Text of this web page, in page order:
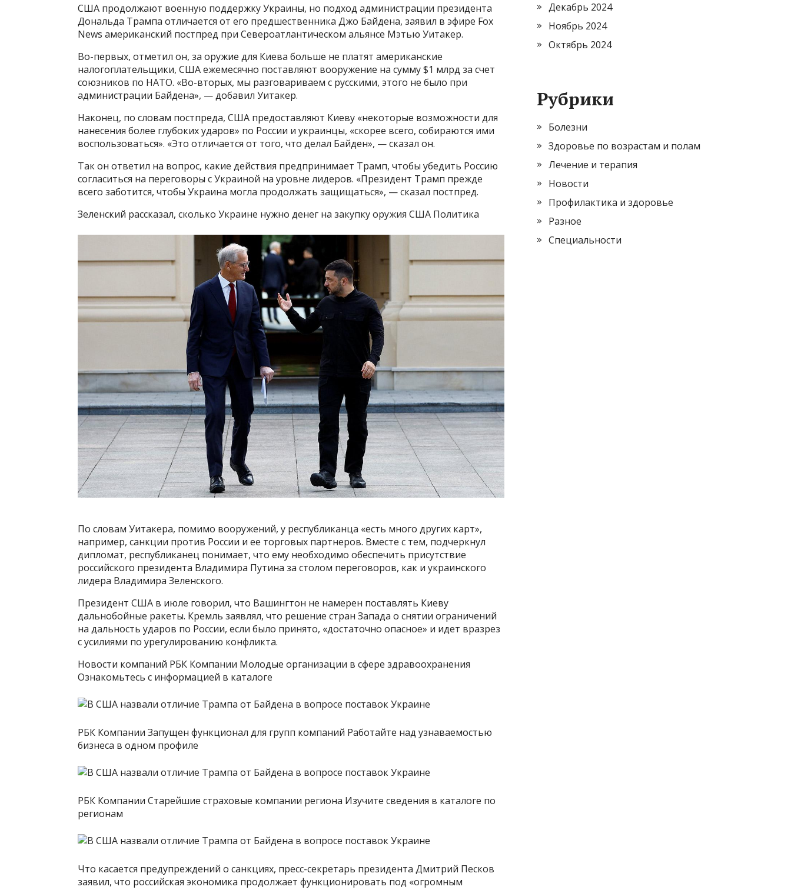
США продолжают военную поддержку Украины, но подход администрации президента
Дональда Трампа отличается от его предшественника Джо Байдена, заявил в эфире Fox
News американский постпред при Североатлантическом альянсе Мэтью Уитакер.
Во-первых, отметил он, за оружие для Киева больше не платят американские
налогоплательщики, США ежемесячно поставляют вооружение на сумму $1 млрд за счет
союзников по НАТО. «Во-вторых, мы разговариваем с русскими, этого не было при
администрации Байдена», — добавил Уитакер.
Наконец, по словам постпреда, США предоставляют Киеву «некоторые возможности для
нанесения более глубоких ударов» по России и украинцы, «скорее всего, собираются ими
воспользоваться». «Это отличается от того, что делал Байден», — сказал он.
Так он ответил на вопрос, какие действия предпринимает Трамп, чтобы убедить Россию
согласиться на переговоры с Украиной на уровне лидеров. «Президент Трамп прежде
всего заботится, чтобы Украина могла продолжать защищаться», — сказал постпред.
Зеленский рассказал, сколько Украине нужно денег на закупку оружия США Политика
По словам Уитакера, помимо вооружений, у республиканца «есть много других карт»,
например, санкции против России и ее торговых партнеров. Вместе с тем, подчеркнул
дипломат, республиканец понимает, что ему необходимо обеспечить присутствие
российского президента Владимира Путина за столом переговоров, как и украинского
лидера Владимира Зеленского.
Президент США в июле говорил, что Вашингтон не намерен поставлять Киеву
дальнобойные ракеты. Кремль заявлял, что решение стран Запада о снятии ограничений
на дальность ударов по России, если было принято, «достаточно опасное» и идет вразрез
с усилиями по урегулированию конфликта.
Новости компаний РБК Компании Молодые организации в сфере здравоохранения
Ознакомьтесь с информацией в каталоге
РБК Компании Запущен функционал для групп компаний Работайте над узнаваемостью
бизнеса в одном профиле
РБК Компании Старейшие страховые компании региона Изучите сведения в каталоге по
регионам
Что касается предупреждений о санкциях, пресс-секретарь президента Дмитрий Песков
заявил, что российская экономика продолжает функционировать под «огромным
Декабрь 2024
Ноябрь 2024
Октябрь 2024
Рубрики
Болезни
Здоровье по возрастам и полам
Лечение и терапия
Новости
Профилактика и здоровье
Разное
Специальности